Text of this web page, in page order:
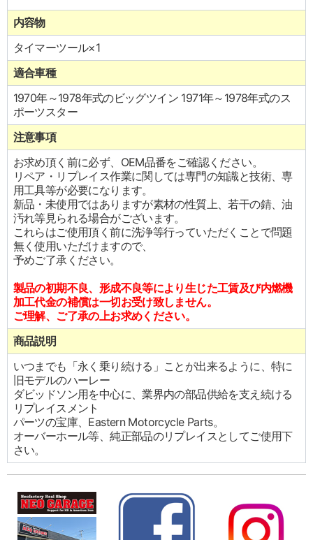
内容物
タイマーツール×1
適合車種
1970年～1978年式のビッグツイン 1971年～1978年式のス
ポーツスター
注意事項
お求め頂く前に必ず、OEM品番をご確認ください。
リペア・リプレイス作業に関しては専門の知識と技術、専
用工具等が必要になります。
新品・未使用ではありますが素材の性質上、若干の錆、油
汚れ等見られる場合がございます。
これらはご使用頂く前に洗浄等行っていただくことで問題
無く使用いただけますので、
予めご了承ください。
製品の初期不良、形成不良等により生じた工賃及び内燃機
加工代金の補償は一切お受け致しません。
ご理解、ご了承の上お求めください。
商品説明
いつまでも「永く乗り続ける」ことが出来るように、特に
旧モデルのハーレー
ダビッドソン用を中心に、業界内の部品供給を支え続ける
リプレイスメント
パーツの宝庫、Eastern Motorcycle Parts。
オーバーホール等、純正部品のリプレイスとしてご使用下
さい。